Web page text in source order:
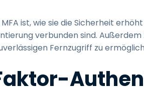
ist, wie sie die Sicherheit
verbunden sind. Außerdem
Fernzugriff zu